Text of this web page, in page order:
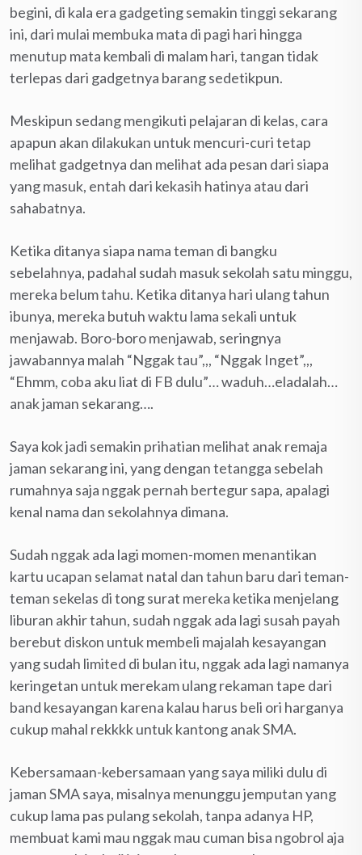
begini, di kala era gadgeting semakin tinggi sekarang
ini, dari mulai membuka mata di pagi hari hingga
menutup mata kembali di malam hari, tangan tidak
terlepas dari gadgetnya barang sedetikpun.
Meskipun sedang mengikuti pelajaran di kelas, cara
apapun akan dilakukan untuk mencuri-curi tetap
melihat gadgetnya dan melihat ada pesan dari siapa
yang masuk, entah dari kekasih hatinya atau dari
sahabatnya.
Ketika ditanya siapa nama teman di bangku
sebelahnya, padahal sudah masuk sekolah satu minggu,
mereka belum tahu. Ketika ditanya hari ulang tahun
ibunya, mereka butuh waktu lama sekali untuk
menjawab. Boro-boro menjawab, seringnya
jawabannya malah “Nggak tau”,,, “Nggak Inget”,,,
“Ehmm, coba aku liat di FB dulu”… waduh…eladalah…
anak jaman sekarang….
Saya kok jadi semakin prihatian melihat anak remaja
jaman sekarang ini, yang dengan tetangga sebelah
rumahnya saja nggak pernah bertegur sapa, apalagi
kenal nama dan sekolahnya dimana.
Sudah nggak ada lagi momen-momen menantikan
kartu ucapan selamat natal dan tahun baru dari teman-
teman sekelas di tong surat mereka ketika menjelang
liburan akhir tahun, sudah nggak ada lagi susah payah
berebut diskon untuk membeli majalah kesayangan
yang sudah limited di bulan itu, nggak ada lagi namanya
keringetan untuk merekam ulang rekaman tape dari
band kesayangan karena kalau harus beli ori harganya
cukup mahal rekkkk untuk kantong anak SMA.
Kebersamaan-kebersamaan yang saya miliki dulu di
jaman SMA saya, misalnya menunggu jemputan yang
cukup lama pas pulang sekolah, tanpa adanya HP,
membuat kami mau nggak mau cuman bisa ngobrol aja